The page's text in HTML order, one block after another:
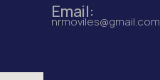
Email:
nrmoviles@gmail.com